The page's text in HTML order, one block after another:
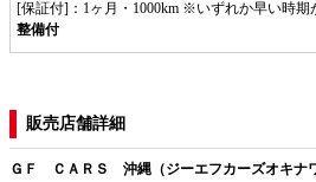
[保証付]：1ヶ月・1000km ※いずれか早い時期
整備付
販売店舗詳細
ＧＦ ＣＡＲＳ 沖縄（ジーエフカーズオキナワ